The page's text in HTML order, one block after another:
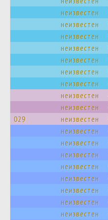
неизвестен
неизвестен
неизвестен
неизвестен
неизвестен
неизвестен
неизвестен
неизвестен
неизвестен
029 неизвестен
неизвестен
неизвестен
неизвестен
неизвестен
неизвестен
неизвестен
неизвестен
неизвестен